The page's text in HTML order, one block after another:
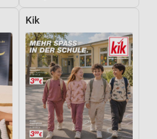
Kik
durch Statistiken oder
aus verschiedenen
der Angebote
zur Auswahl von